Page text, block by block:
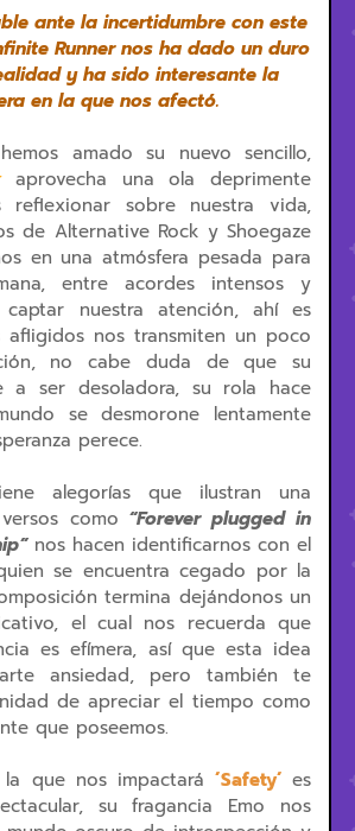
ante la incertidumbre con este
Runner nos ha dado un duro
y ha sido interesante la
en la que nos afectó.
amado su nuevo sencillo,
aprovecha una ola deprimente
reflexionar sobre nuestra vida,
de Alternative Rock y Shoegaze
en una atmósfera pesada para
entre acordes intensos y
captar nuestra atención, ahí es
afligidos nos transmiten un poco
no cabe duda de que su
a ser desoladora, su rola hace
se desmorone lentamente
perece.
alegorías que ilustran una
como “Forever plugged in
nos hacen identificarnos con el
se encuentra cegado por la
termina dejándonos un
el cual nos recuerda que
es efímera, así que esta idea
ansiedad, pero también te
de apreciar el tiempo como
que poseemos.
que nos impactará ´Safety´ es
su fragancia Emo nos